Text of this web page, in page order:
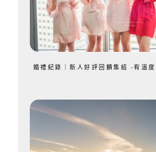
婚禮紀錄｜新人好評回饋集結 -有溫